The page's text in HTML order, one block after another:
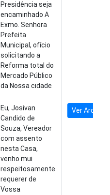
Presidência seja
encaminhado A
Exmo. Senhora
Prefeita
Municipal, ofício
solicitando a
Reforma total do
Mercado Público
da Nossa cidade
Eu, Josivan
Candido de
Souza, Vereador
com assento
nesta Casa,
venho mui
respeitosamente
requerer de
Vossa
Ver Arquivo